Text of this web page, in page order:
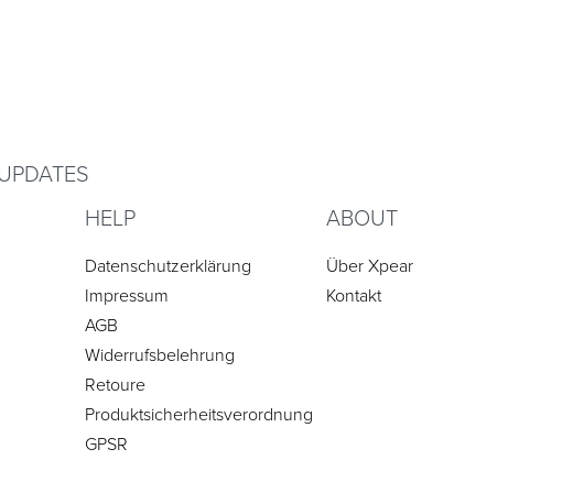
HELP
Datenschutzerklärung
Impressum
AGB
Widerrufsbelehrung
Retoure
Produktsicherheitsverordnung
GPSR
ABOUT
Über Xpear
Kontakt